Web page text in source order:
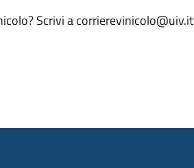
Scrivi a corrierevinicolo@uiv.it